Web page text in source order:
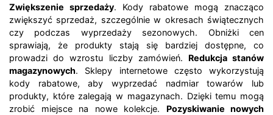
Zwiększenie sprzedaży. Kody rabatowe mogą znacząco
zwiększyć sprzedaż, szczególnie w okresach świątecznych
czy podczas wyprzedaży sezonowych. Obniżki cen
sprawiają, że produkty stają się bardziej dostępne, co
prowadzi do wzrostu liczby zamówień. Redukcja stanów
magazynowych. Sklepy internetowe często wykorzystują
kody rabatowe, aby wyprzedać nadmiar towarów lub
produkty, które zalegają w magazynach. Dzięki temu mogą
zrobić miejsce na nowe kolekcje. Pozyskiwanie nowych